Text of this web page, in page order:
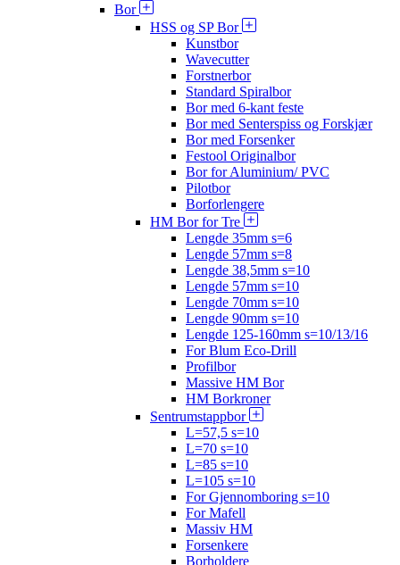
Bor
HSS og SP Bor
Kunstbor
Wavecutter
Forstnerbor
Standard Spiralbor
Bor med 6-kant feste
Bor med Senterspiss og Forskjær
Bor med Forsenker
Festool Originalbor
Bor for Aluminium/ PVC
Pilotbor
Borforlengere
HM Bor for Tre
Lengde 35mm s=6
Lengde 57mm s=8
Lengde 38,5mm s=10
Lengde 57mm s=10
Lengde 70mm s=10
Lengde 90mm s=10
Lengde 125-160mm s=10/13/16
For Blum Eco-Drill
Profilbor
Massive HM Bor
HM Borkroner
Sentrumstappbor
L=57,5 s=10
L=70 s=10
L=85 s=10
L=105 s=10
For Gjennomboring s=10
For Mafell
Massiv HM
Forsenkere
Borholdere